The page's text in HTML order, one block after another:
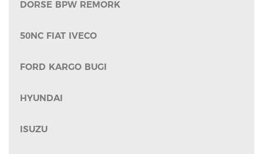
DORSE BPW REMORK
50NC FIAT IVECO
FORD KARGO BUGI
HYUNDAI
ISUZU